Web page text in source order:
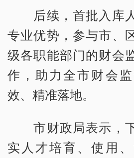
后续，首批入库
专业优势，参与市、
级各职能部门的财会
作，助力全市财会
效、精准落地。
市财政局表示，
实人才培育、使用